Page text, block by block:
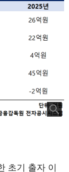
초기 출자 이